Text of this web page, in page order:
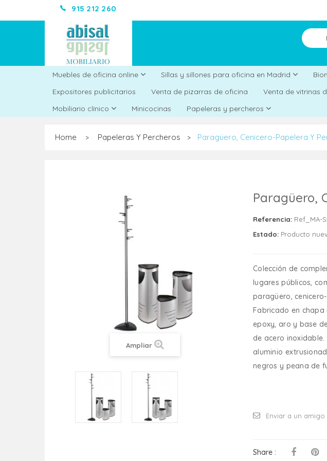
915 212 260
Muebles de oficina online Sillas y sillones para oficina en Madrid
Expositores publicitarios
Venta de pizarras de oficina Venta de vitrinas
Mobiliario clínico
Minicocinas Papeleras y percheros
Home > Papeleras Y Percheros > Paragüero, Cenicero-Papelera Y
Ampliar
Paragüero,
Referencia: Ref_MA-
Estado: Producto
Colección de
lugares públicos,
paragüero,
Fabricado en
epoxy, aro y base
de acero
aluminio
negros y peana de
Enviar a un amigo
Share :